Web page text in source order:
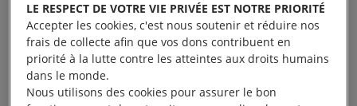
LE RESPECT DE VOTRE VIE PRIVÉE EST NOTRE PRIORITÉ
Accepter les cookies, c'est nous soutenir et réduire nos
frais de collecte afin que vos dons contribuent en
priorité à la lutte contre les atteintes aux droits humains
dans le monde.
Nous utilisons des cookies pour assurer le bon